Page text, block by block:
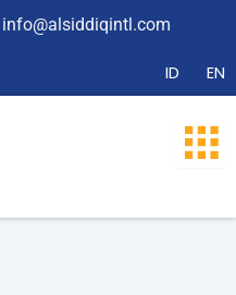
info@alsiddiqintl.com
ID EN